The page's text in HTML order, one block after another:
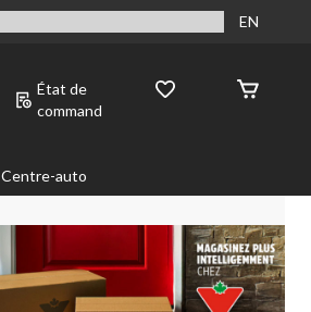
EN
État de
command
Centre-auto